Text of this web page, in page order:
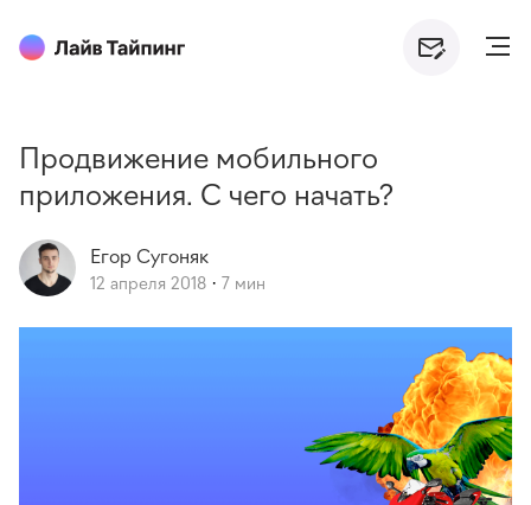
Продвижение мобильного
приложения. С чего начать?
Егор Сугоняк
12 апреля 2018 · 7 мин